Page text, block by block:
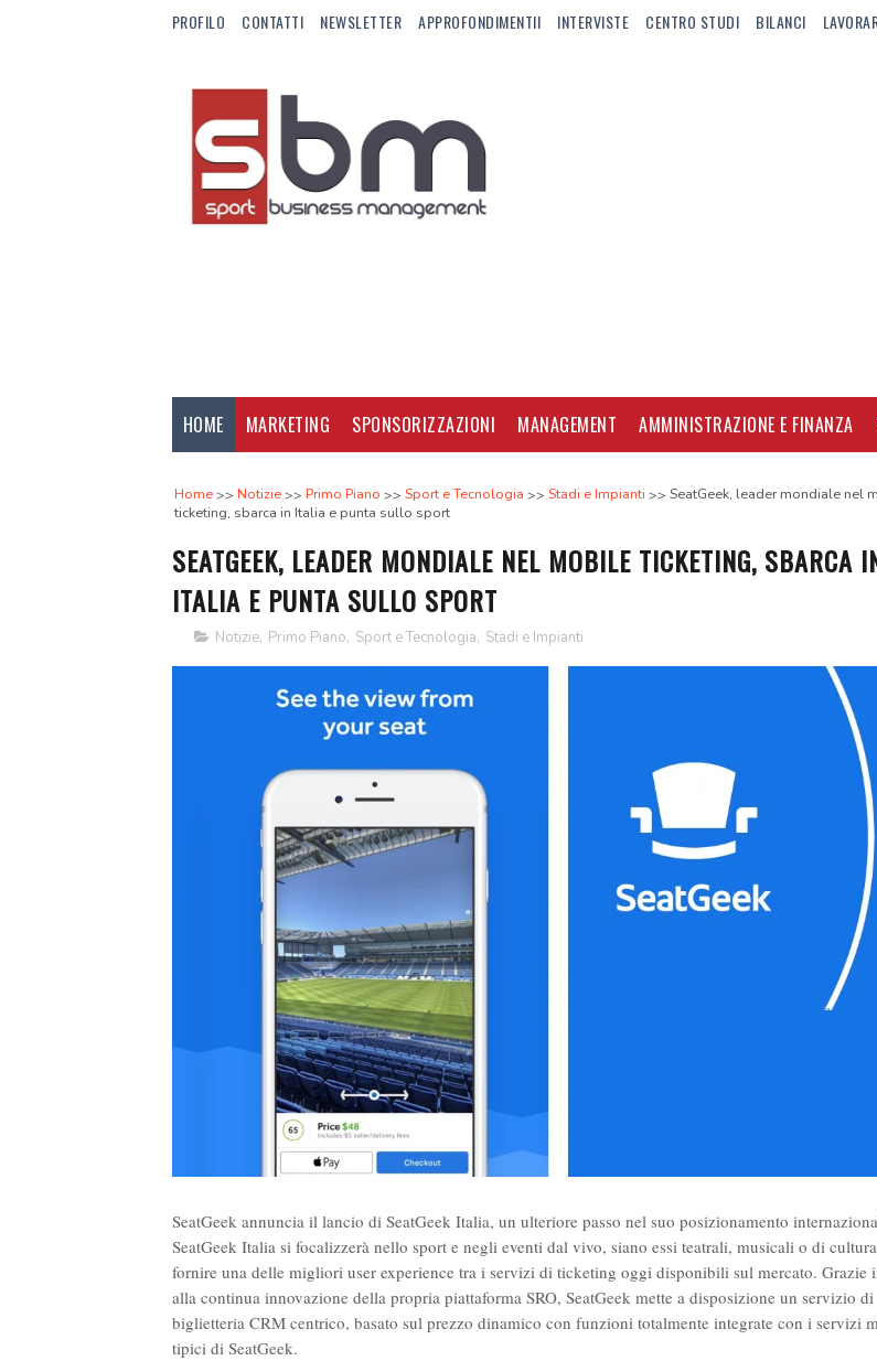
PROFILO CONTATTI NEWSLETTER APPROFONDIMENTII INTERVISTE CENTRO STUDI BILANCI
HOME MARKETING SPONSORIZZAZIONI MANAGEMENT AMMINISTRAZIONE E FINANZA
Home Notizie Primo Piano Sport e Tecnologia Stadi e Impianti
SeatGeek, leader mondiale nel
ticketing, sbarca in Italia e punta sullo sport
SEATGEEK, LEADER MONDIALE NEL MOBILE TICKETING, SBARCA
ITALIA E PUNTA SULLO SPORT
Notizie, Primo Piano, Sport e Tecnologia, Stadi e Impianti
SeatGeek annuncia il lancio di SeatGeek Italia, un ulteriore passo nel suo posizionamento
SeatGeek Italia si focalizzerà nello sport e negli eventi dal vivo, siano essi teatrali, musicali o di
fornire una delle migliori user experience tra i servizi di ticketing oggi disponibili sul mercato. Grazie
alla continua innovazione della propria piattaforma SRO, SeatGeek mette a disposizione un servizio di
biglietteria CRM centrico, basato sul prezzo dinamico con funzioni totalmente integrate con i servizi
tipici di SeatGeek.